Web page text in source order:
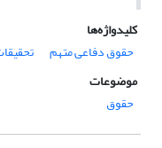
کلیدواژه‌ها
حقوق دفاعی متهم
موضوعات
حقوق